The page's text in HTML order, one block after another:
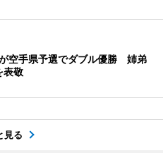
空手県予選でダブル優勝 姉弟
表敬
見る